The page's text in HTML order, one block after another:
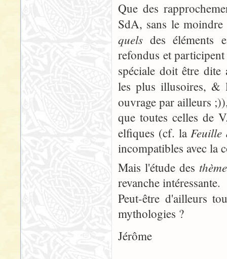
Que des
SdA, sans le
quels des éléments
refondus et
spéciale doit être
les plus illusoires, &
ouvrage par ailleurs
que toutes celles de
elfiques (cf. laFeuille
incompatibles avec la
Mais l'étude des
revanche intéressante.
Peut-être d'ailleurs
mythologies ?
Jérôme